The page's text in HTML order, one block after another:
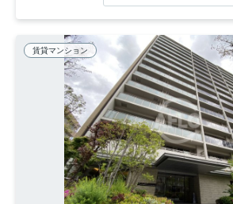
賃貸マンション